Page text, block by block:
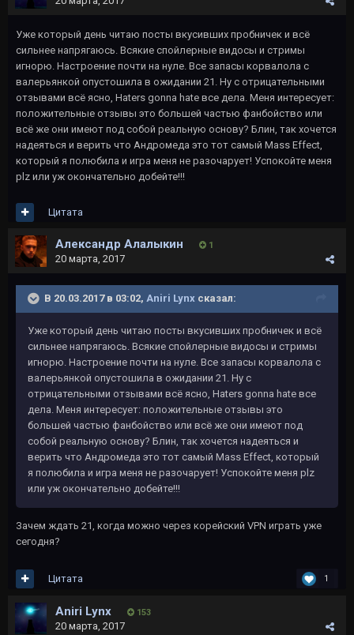
Уже который день читаю посты вкусивших пробничек и всё
сильнее напрягаюсь. Всякие спойлерные видосы и стримы
игнорю. Настроение почти на нуле. Все запасы корвалола с
валерьянкой опустошила в ожидании 21. Ну с отрицательными
отзывами всё ясно, Haters gonna hate все дела. Меня интересует:
положительные отзывы это большей частью фанбойство или
всё же они имеют под собой реальную основу? Блин, так хочется
надеяться и верить что Андромеда это тот самый Mass Effect,
который я полюбила и игра меня не разочарует! Успокойте меня
plz или уж окончательно добейте!!!
Цитата
Александр Алалыкин 1
20 марта, 2017
В 20.03.2017 в 03:02, Aniri Lynx сказал:
Уже который день читаю посты вкусивших пробничек и всё
сильнее напрягаюсь. Всякие спойлерные видосы и стримы
игнорю. Настроение почти на нуле. Все запасы корвалола с
валерьянкой опустошила в ожидании 21. Ну с
отрицательными отзывами всё ясно, Haters gonna hate все
дела. Меня интересует: положительные отзывы это
большей частью фанбойство или всё же они имеют под
собой реальную основу? Блин, так хочется надеяться и
верить что Андромеда это тот самый Mass Effect, который
я полюбила и игра меня не разочарует! Успокойте меня plz
или уж окончательно добейте!!!
Зачем ждать 21, когда можно через корейский VPN играть уже
сегодня?
1
Цитата
Aniri Lynx 153
20 марта, 2017